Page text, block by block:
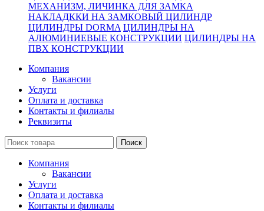
МЕХАНИЗМ, ЛИЧИНКА ДЛЯ ЗАМКА
НАКЛАДККИ НА ЗАМКОВЫЙ ЦИЛИНДР
ЦИЛИНДРЫ DORMA ЦИЛИНДРЫ НА
АЛЮМИНИЕВЫЕ КОНСТРУКЦИИ ЦИЛИНДРЫ НА
ПВХ КОНСТРУКЦИИ
Компания
Вакансии
Услуги
Оплата и доставка
Контакты и филиалы
Реквизиты
Поиск
Компания
Вакансии
Услуги
Оплата и доставка
Контакты и филиалы